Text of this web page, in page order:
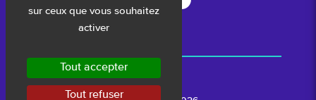
sur ceux que vous souhaitez
activer
Tout accepter
Tout refuser